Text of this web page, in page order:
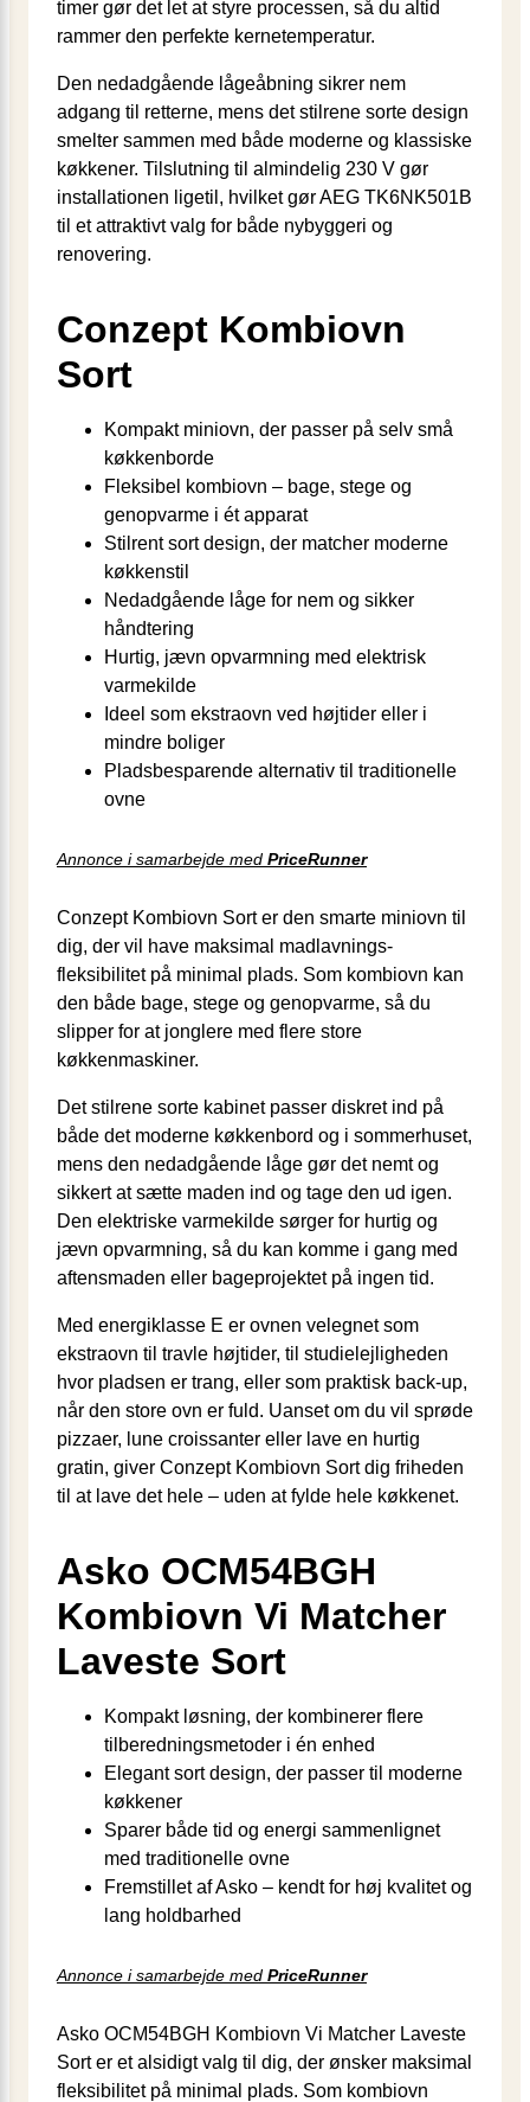
timer gør det let at styre processen, så du altid
rammer den perfekte kernetemperatur.
Den nedadgående lågeåbning sikrer nem
adgang til retterne, mens det stilrene sorte design
smelter sammen med både moderne og klassiske
køkkener. Tilslutning til almindelig 230 V gør
installationen ligetil, hvilket gør AEG TK6NK501B
til et attraktivt valg for både nybyggeri og
renovering.
Conzept Kombiovn
Sort
Kompakt miniovn, der passer på selv små
køkkenborde
Fleksibel kombiovn – bage, stege og
genopvarme i ét apparat
Stilrent sort design, der matcher moderne
køkkenstil
Nedadgående låge for nem og sikker
håndtering
Hurtig, jævn opvarmning med elektrisk
varmekilde
Ideel som ekstraovn ved højtider eller i
mindre boliger
Pladsbesparende alternativ til traditionelle
ovne
Annonce i samarbejde med PriceRunner
Conzept Kombiovn Sort er den smarte miniovn til
dig, der vil have maksimal madlavnings­
fleksibilitet på minimal plads. Som kombiovn kan
den både bage, stege og genopvarme, så du
slipper for at jonglere med flere store
køkkenmaskiner.
Det stilrene sorte kabinet passer diskret ind på
både det moderne køkkenbord og i sommerhuset,
mens den nedadgående låge gør det nemt og
sikkert at sætte maden ind og tage den ud igen.
Den elektriske varmekilde sørger for hurtig og
jævn opvarmning, så du kan komme i gang med
aftensmaden eller bageprojektet på ingen tid.
Med energiklasse E er ovnen velegnet som
ekstraovn til travle højtider, til studielejligheden
hvor pladsen er trang, eller som praktisk back-up,
når den store ovn er fuld. Uanset om du vil sprøde
pizzaer, lune croissanter eller lave en hurtig
gratin, giver Conzept Kombiovn Sort dig friheden
til at lave det hele – uden at fylde hele køkkenet.
Asko OCM54BGH
Kombiovn Vi Matcher
Laveste Sort
Kompakt løsning, der kombinerer flere
tilberedningsmetoder i én enhed
Elegant sort design, der passer til moderne
køkkener
Sparer både tid og energi sammenlignet
med traditionelle ovne
Fremstillet af Asko – kendt for høj kvalitet og
lang holdbarhed
Annonce i samarbejde med PriceRunner
Asko OCM54BGH Kombiovn Vi Matcher Laveste
Sort er et alsidigt valg til dig, der ønsker maksimal
fleksibilitet på minimal plads. Som kombiovn